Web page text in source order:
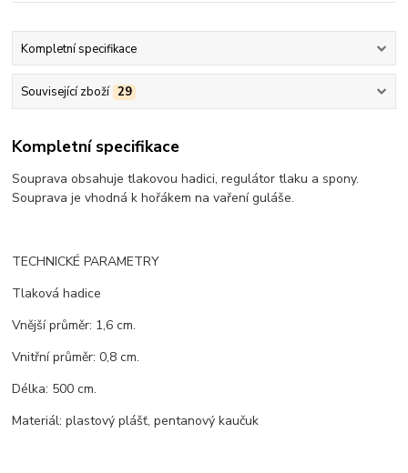
Kompletní specifikace
Související zboží 29
Kompletní specifikace
Souprava obsahuje tlakovou hadici, regulátor tlaku a spony.
Souprava je vhodná k hořákem na vaření guláše.
TECHNICKÉ PARAMETRY
Tlaková hadice
Vnější průměr: 1,6 cm.
Vnitřní průměr: 0,8 cm.
Délka: 500 cm.
Materiál: plastový plášť, pentanový kaučuk